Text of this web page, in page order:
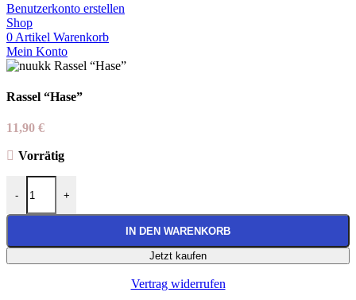
Benutzerkonto erstellen
Shop
0 Artikel Warenkorb
Mein Konto
Rassel “Hase”
11,90 €
Vorrätig
- +
IN DEN WARENKORB
Jetzt kaufen
Vertrag widerrufen